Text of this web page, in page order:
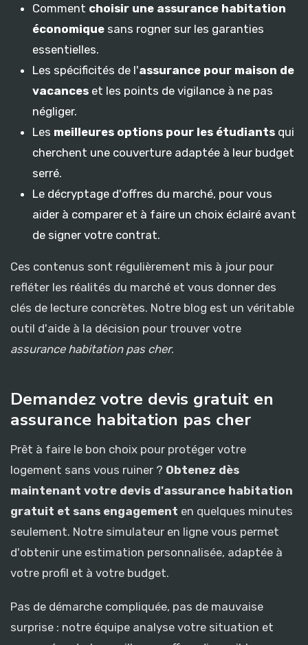
Comment choisir une assurance habitation
économique sans rogner sur les garanties
essentielles.
Les spécificités de l'assurance pour maison de
vacances et les points de vigilance à ne pas
négliger.
Les meilleures options pour les étudiants qui
cherchent une couverture adaptée à leur budget
serré.
Le décryptage d'offres du marché, pour vous
aider à comparer et à faire un choix éclairé avant
de signer votre contrat.
Ces contenus sont régulièrement mis à jour pour
refléter les réalités du marché et vous donner des
clés de lecture concrètes. Notre blog est un véritable
outil d'aide à la décision pour trouver votre
assurance habitation pas cher.
Demandez votre devis gratuit en
assurance habitation pas cher
Prêt à faire le bon choix pour protéger votre
logement sans vous ruiner ? Obtenez dès
maintenant votre devis d'assurance habitation
gratuit et sans engagement en quelques minutes
seulement. Notre simulateur en ligne vous permet
d'obtenir une estimation personnalisée, adaptée à
votre profil et à votre budget.
Pas de démarche compliquée, pas de mauvaise
surprise : notre équipe analyse votre situation et